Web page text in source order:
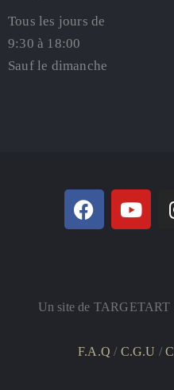
Tous les jours de
9:30 à 18:00
Sauf le dimanche
Un site de TARGETART
F.A.Q / C.G.U /